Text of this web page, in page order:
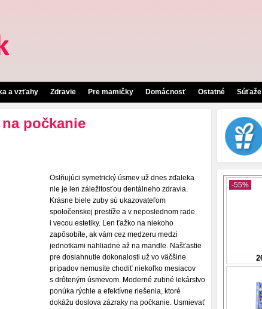
a vzťahy Zdravie Pre mamičky Domácnosť Ostatné Súťaže
počkanie
Oslňujúci symetrický úsmev už dnes zďaleka
nie je len záležitosťou dentálneho zdravia.
Krásne biele zuby sú ukazovateľom
spoločenskej prestíže a v neposlednom rade
i vecou estetiky. Len ťažko na niekoho
zapôsobíte, ak vám cez medzeru medzi
jednotkami nahliadne až na mandle. Našťastie
pre dosiahnutie dokonalosti už vo väčšine
prípadov nemusíte chodiť niekoľko mesiacov
s drôteným úsmevom. Moderné zubné lekárstvo
ponúka rýchle a efektívne riešenia, ktoré
dokážu doslova zázraky na počkanie. Usmievať